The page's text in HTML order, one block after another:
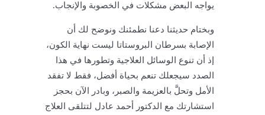
يواجه البعض مشكلات في الخصوبة والإنجاب.
وبختام حديثنا دعنا نطمئنك ونوضح لك أن
الإصابة بسرطان البروستاتا ليست نهاية الكون،
إذ أن تنوع الوسائل العلاجية وتطورها في هذا
الصدد سيجعلك تنعم بحياة أفضل، فقط لا تفقد
الأمل وتحلَّ بالعزيمة والصبر، وبادر الآن بحجز
استشارتك مع الدكتور أحمد عادل لتتلقى العلاج